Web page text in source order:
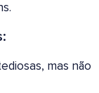
mas não